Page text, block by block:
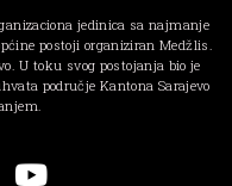
jedinica sa najmanje
postoji organiziran Medžlis.
U toku svog postojanja bio je
područje Kantona Sarajevo